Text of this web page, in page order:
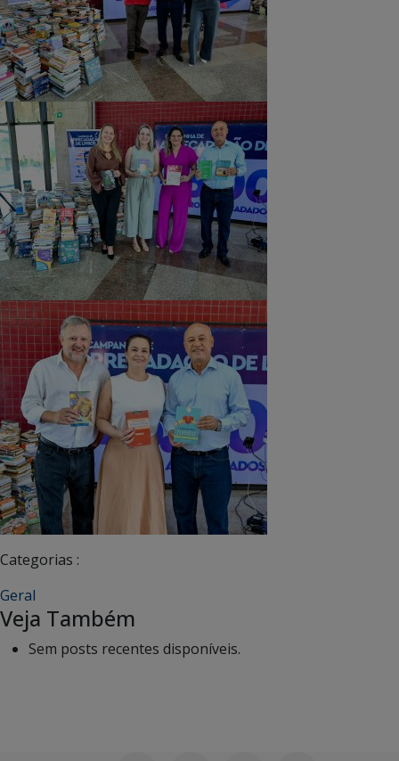
Categorias :
Geral
Veja Também
Sem posts recentes disponíveis.